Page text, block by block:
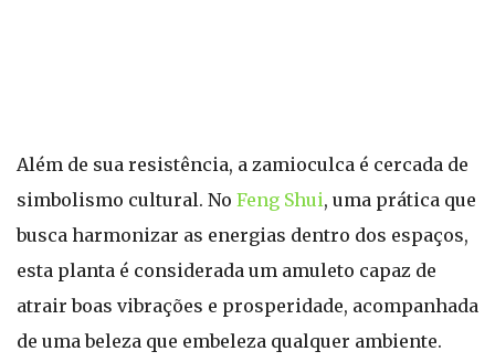
Além de sua resistência, a zamioculca é cercada de
simbolismo cultural. No Feng Shui, uma prática que
busca harmonizar as energias dentro dos espaços,
esta planta é considerada um amuleto capaz de
atrair boas vibrações e prosperidade, acompanhada
de uma beleza que embeleza qualquer ambiente.